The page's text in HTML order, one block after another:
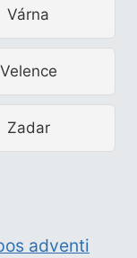
Várna
Velence
Zadar
adventi